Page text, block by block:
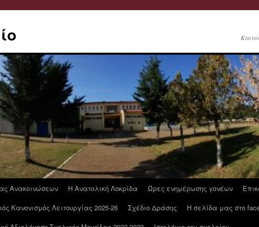
Ανακοινώσεων Η Ανατολική Λοκρίδα Ώρες ενημέρωσης γονέων
Κανονισμός Λειτουργίας 2025-26 Σχέδιο Δράσης Η σελίδα μας στο